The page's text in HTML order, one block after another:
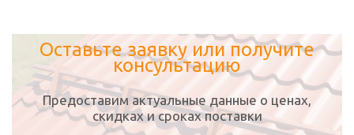
Оставьте заявку или получите
консультацию
Предоставим актуальные данные о ценах,
скидках и сроках поставки